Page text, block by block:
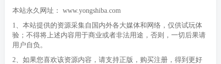
本站永久网址： www.yongshiba.com
1、本站提供的资源采集自国内外各大媒体和网络，仅供试玩体
验；不得将上述内容用于商业或者非法用途，否则，一切后果请
用户自负。
2、如果您喜欢该资源内容，请支持正版，购买注册，得到更好